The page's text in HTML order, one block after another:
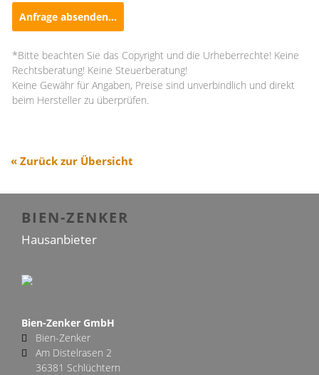
Anfrage absenden...
*Bitte beachten Sie das Copyright und die Urheberrechte! Keine
Rechtsberatung! Keine Steuerberatung!
Keine Gewähr für Angaben, Preise sind unverbindlich und direkt
beim Hersteller zu überprüfen.
« Zurück zur Übersicht
BIEN-ZENKER
Hausanbieter
Bien-Zenker GmbH
Bien-Zenker
Am Distelrasen 2
36381 Schlüchtern